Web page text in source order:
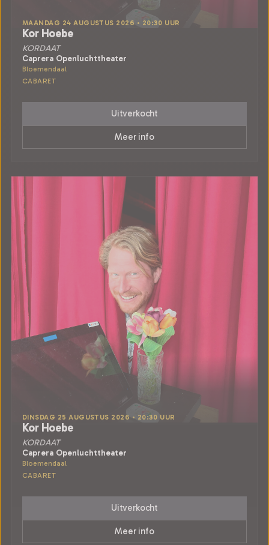
MAANDAG 24 AUGUSTUS 2026 • 20:30 UUR
Kor Hoebe
KORDAAT
Caprera Openluchttheater
Bloemendaal
CABARET
Uitverkocht
Meer info
DINSDAG 25 AUGUSTUS 2026 • 20:30 UUR
Kor Hoebe
KORDAAT
Caprera Openluchttheater
Bloemendaal
CABARET
Uitverkocht
Meer info